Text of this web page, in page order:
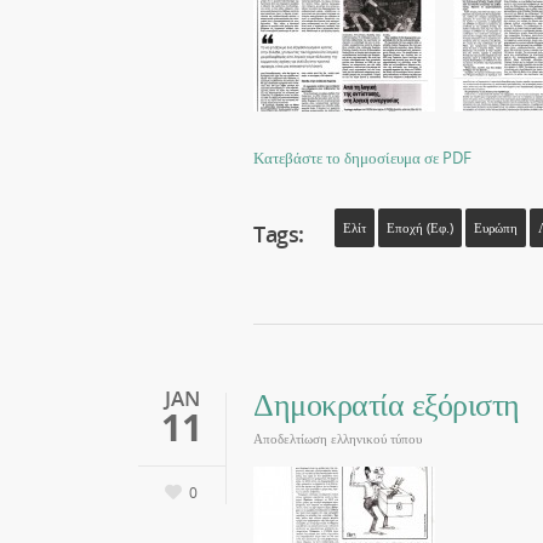
Κατεβάστε το δημοσίευμα σε PDF
Tags: Ελίτ Εποχή (εφ.) Ευρώπη
JAN
11
0
Δημοκρατία εξόριστη
Αποδελτίωση ελληνικού τύπου